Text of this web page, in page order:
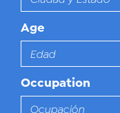
Age
Occupation